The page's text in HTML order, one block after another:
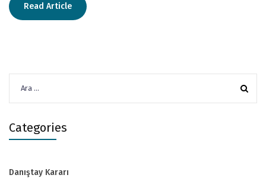
Read Article
Categories
Danıştay Kararı